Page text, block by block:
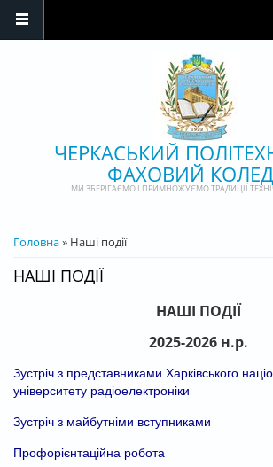
ЧЕРКАСЬКИЙ
ФАХОВИЙ
МИ ЗБЕРІГАЄМО І ПРИМНОЖУЄМО ТРАДИЦІЇ
ВИ Є ТУТ
Головна» Наші події
НАШІ ПОДІЇ
НАШІ ПОДІЇ
2025-2026 н.р.
Зустріч з представниками Харківського
університету радіоелектроніки
Зустріч з майбутніми вступниками
Профорієнтаційна робота